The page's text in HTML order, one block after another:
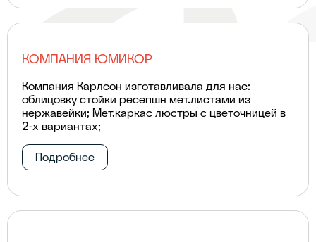
КОМПАНИЯ ЮМИКОР
Компания Карлсон изготавливала для нас:
облицовку стойки ресепшн мет.листами из
нержавейки; Мет.каркас люстры с цветочницей в
2-х вариантах;
Подробнее